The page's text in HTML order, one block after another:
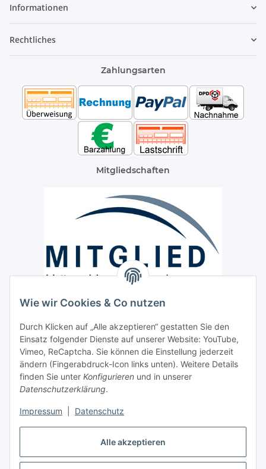
Alle akzeptieren
Wie wir Cookies & Co nutzen
Durch Klicken auf „Alle akzeptieren“ gestatten Sie den
Einsatz folgender Dienste auf unserer Website: YouTube,
Vimeo, ReCaptcha. Sie können die Einstellung jederzeit
ändern (Fingerabdruck-Icon links unten). Weitere Details
finden Sie unter Konfigurieren und in unserer
Datenschutzerklärung.
Impressum Datenschutz
Informationen
Rechtliches
Zahlungsarten
Mitgliedschaften
Paketdienst und Spedition
Regionaler Lieferservice im Umkreis von ca. 60 Km
Sicherheit